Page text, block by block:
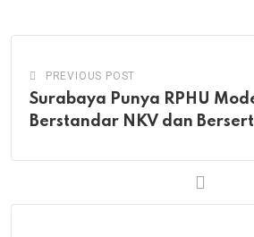
PREVIOUS POST
Surabaya Punya RPHU
Berstandar NKV dan